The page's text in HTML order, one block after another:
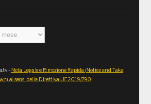
- Nota Legale e Rimozione Rapida (Notice and Take
ai sensi della Direttiva UE 2019/790